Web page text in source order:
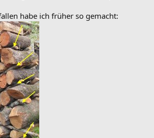
habe ich früher so gemacht: